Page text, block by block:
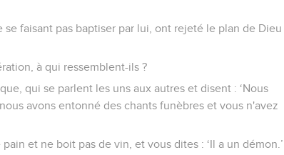
faisant pas baptiser par lui, ont rejeté le plan de Dieu
à qui ressemblent-ils ?
qui se parlent les uns aux autres et disent : ‘Nous
avons entonné des chants funèbres et vous n'avez
et ne boit pas de vin, et vous dites : ‘Il a un démon.’